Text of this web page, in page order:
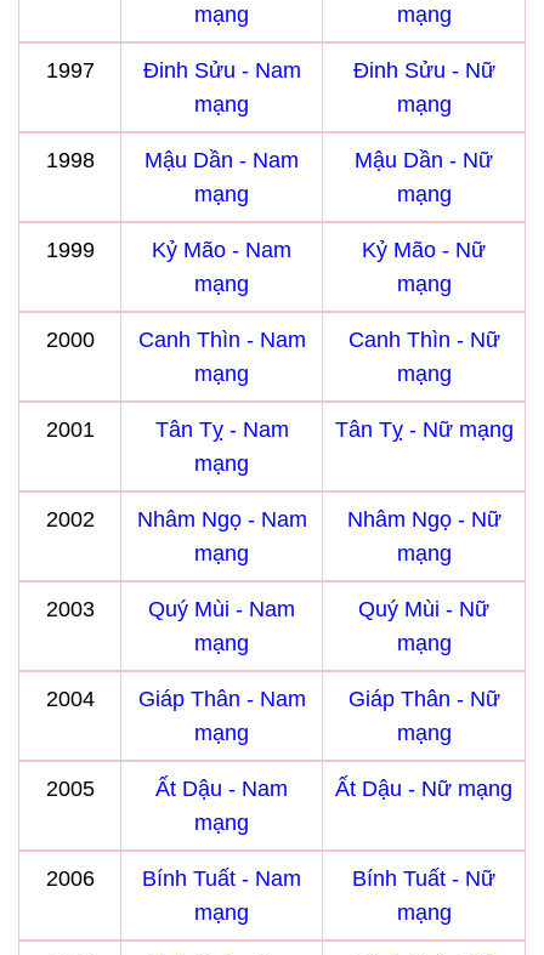
mạng
mạng
1997
Đinh Sửu - Nam
mạng
Đinh Sửu - Nữ
mạng
1998
Mậu Dần - Nam
mạng
Mậu Dần - Nữ
mạng
1999
Kỷ Mão - Nam
mạng
Kỷ Mão - Nữ
mạng
2000
Canh Thìn - Nam
mạng
Canh Thìn - Nữ
mạng
2001
Tân Tỵ - Nam
mạng
Tân Tỵ - Nữ mạng
2002
Nhâm Ngọ - Nam
mạng
Nhâm Ngọ - Nữ
mạng
2003
Quý Mùi - Nam
mạng
Quý Mùi - Nữ
mạng
2004
Giáp Thân - Nam
mạng
Giáp Thân - Nữ
mạng
2005
Ất Dậu - Nam
mạng
Ất Dậu - Nữ mạng
2006
Bính Tuất - Nam
mạng
Bính Tuất - Nữ
mạng